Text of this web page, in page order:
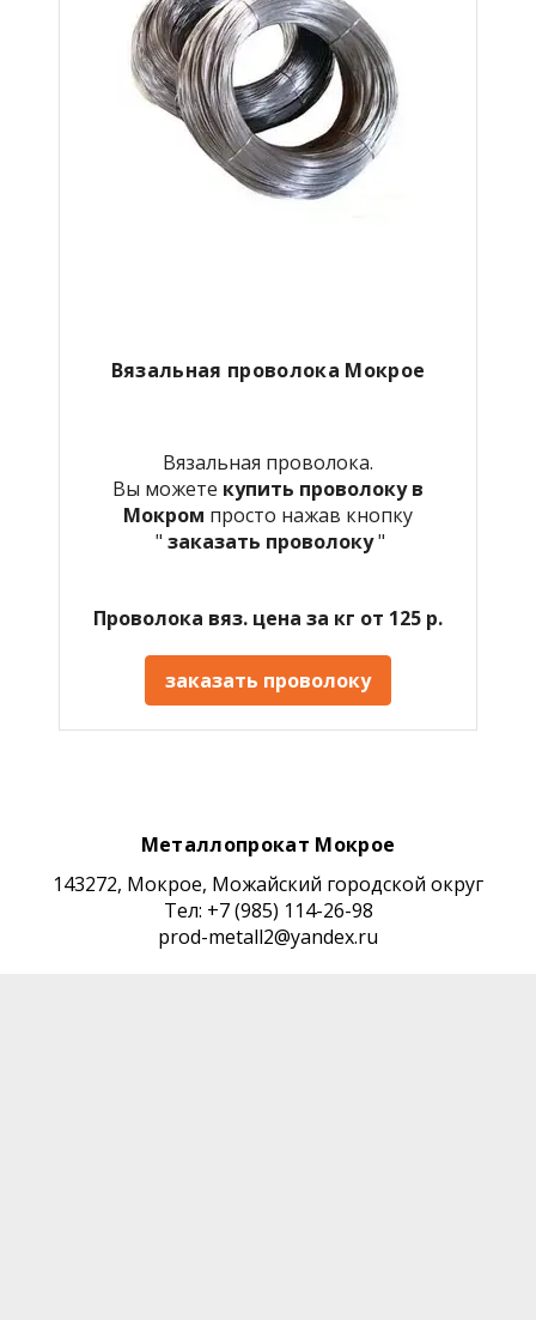
Вязальная проволока Мокрое
Вязальная проволока.
Вы можете купить проволоку в
Мокром просто нажав кнопку
" заказать проволоку"
Проволока вяз. цена за кг от 125 р.
заказать проволоку
Металлопрокат Мокрое
143272, Мокрое, Можайский городской округ
Тел: +7 (985) 114-26-98
prod-metall2@yandex.ru